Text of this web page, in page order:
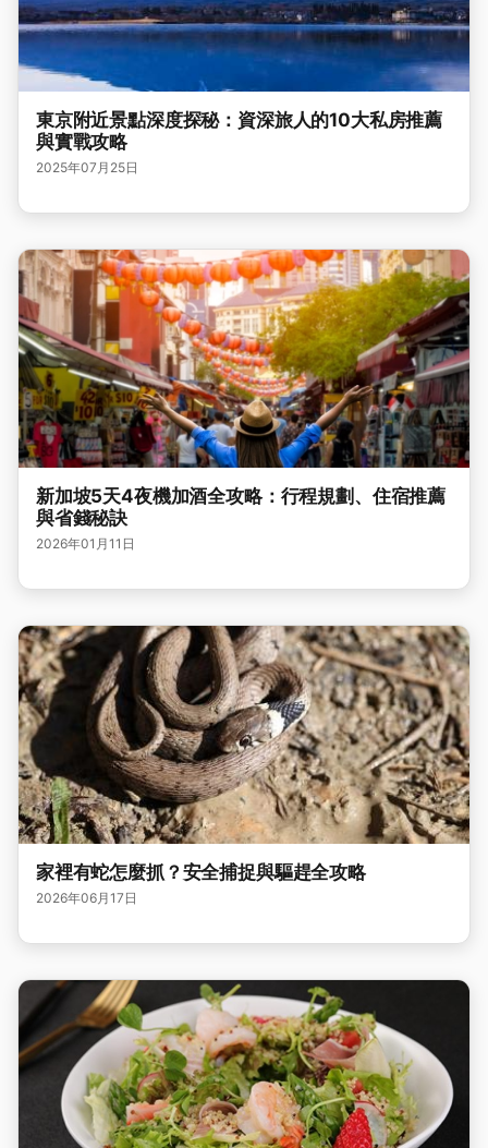
東京附近景點深度探秘：資深旅人的10大私房推薦
與實戰攻略
2025年07月25日
新加坡5天4夜機加酒全攻略：行程規劃、住宿推薦
與省錢秘訣
2026年01月11日
家裡有蛇怎麼抓？安全捕捉與驅趕全攻略
2026年06月17日